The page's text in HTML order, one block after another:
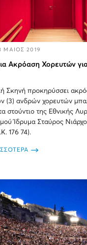
ΜΑΙΟΣ 2019
Ακρόαση Χορευτών
Σκηνή προκηρύσσει
(3) ανδρών χορευτών
στούντιο της Εθνικής
Ίδρυμα Σταύρος
176 74).